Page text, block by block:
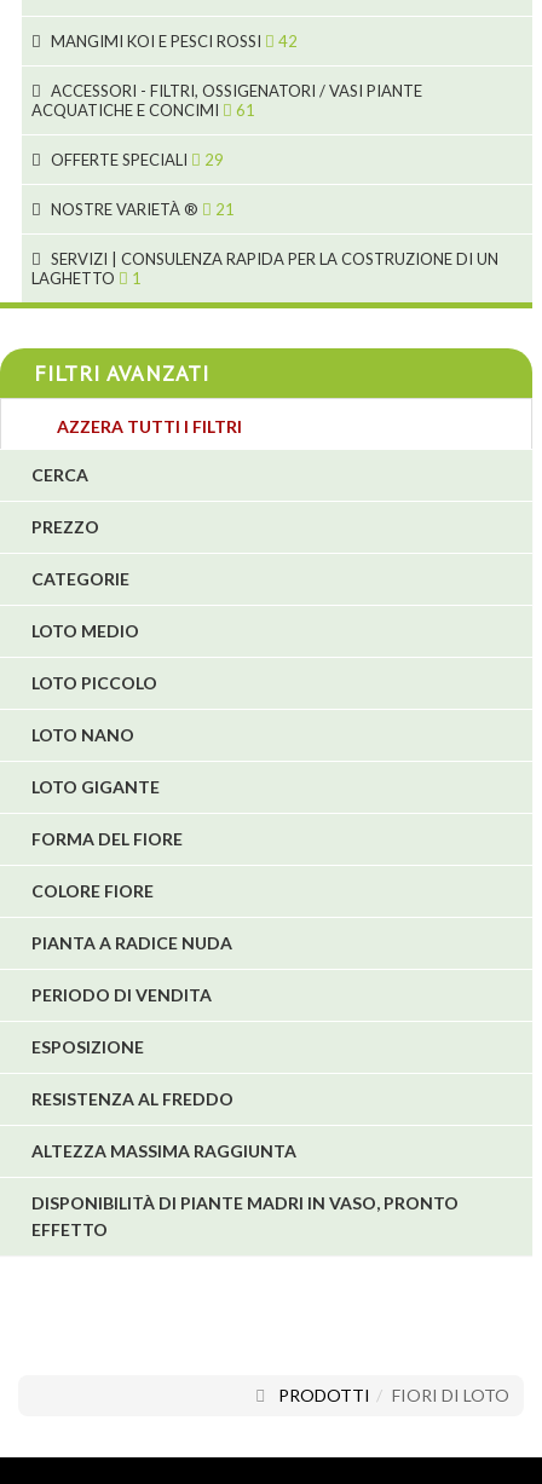
5
9
2
1
MANGIMI KOI E PESCI ROSSI 42
28
1
ACCESSORI - FILTRI, OSSIGENATORI / VASI PIANTE
ACQUATICHE E CONCIMI
61
4
3
6
OFFERTE SPECIALI 29
NOSTRE VARIETÀ ® 21
SERVIZI | CONSULENZA RAPIDA PER LA COSTRUZIONE DI UN
LAGHETTO
1
FILTRI AVANZATI
AZZERA TUTTI I FILTRI
CERCA
PREZZO
CATEGORIE
LOTO MEDIO
LOTO PICCOLO
LOTO NANO
LOTO GIGANTE
FORMA DEL FIORE
COLORE FIORE
PIANTA A RADICE NUDA
PERIODO DI VENDITA
ESPOSIZIONE
RESISTENZA AL FREDDO
ALTEZZA MASSIMA RAGGIUNTA
DISPONIBILITÀ DI PIANTE MADRI IN VASO, PRONTO
EFFETTO
PRODOTTI FIORI DI LOTO